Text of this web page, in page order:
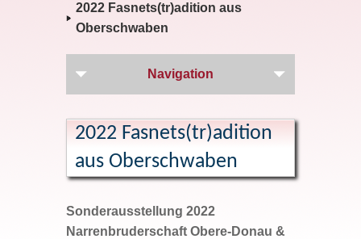
2022 Fasnets(tr)adition aus
Oberschwaben
Navigation
2022 Fasnets(tr)adition
aus Oberschwaben
Sonderausstellung 2022
Narrenbruderschaft Obere-Donau &